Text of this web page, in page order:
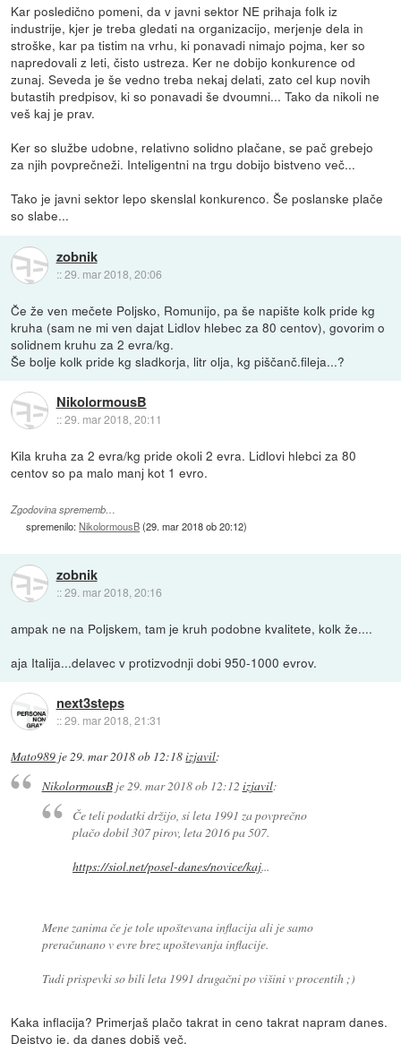
Kar posledično pomeni, da v javni sektor NE prihaja folk iz
industrije, kjer je treba gledati na organizacijo, merjenje dela in
stroške, kar pa tistim na vrhu, ki ponavadi nimajo pojma, ker so
napredovali z leti, čisto ustreza. Ker ne dobijo konkurence od
zunaj. Seveda je še vedno treba nekaj delati, zato cel kup novih
butastih predpisov, ki so ponavadi še dvoumni... Tako da nikoli ne
veš kaj je prav.
Ker so službe udobne, relativno solidno plačane, se pač grebejo
za njih povprečneži. Inteligentni na trgu dobijo bistveno več...
Tako je javni sektor lepo skenslal konkurenco. Še poslanske plače
so slabe...
zobnik
::29. mar 2018, 20:06
Če že ven mečete Poljsko, Romunijo, pa še napište kolk pride kg
kruha (sam ne mi ven dajat Lidlov hlebec za 80 centov), govorim o
solidnem kruhu za 2 evra/kg.
Še bolje kolk pride kg sladkorja, litr olja, kg piščanč.fileja...?
NikolormousB
::29. mar 2018, 20:11
Kila kruha za 2 evra/kg pride okoli 2 evra. Lidlovi hlebci za 80
centov so pa malo manj kot 1 evro.
Zgodovina sprememb…
spremenilo:NikolormousB(29. mar 2018 ob 20:12)
zobnik
::29. mar 2018, 20:16
ampak ne na Poljskem, tam je kruh podobne kvalitete, kolk že....
aja Italija...delavec v protizvodnji dobi 950-1000 evrov.
next3steps
::29. mar 2018, 21:31
Mato989 je29. mar 2018 ob 12:18izjavil:
NikolormousBje29. mar 2018 ob 12:12 izjavil:
Če teli podatki držijo, si leta 1991 za povprečno
plačo dobil 307 pirov, leta 2016 pa 507.
https://siol.net/posel-danes/novice/kaj...
Mene zanima če je tole upoštevana inflacija ali je samo
preračunano v evre brez upoštevanja inflacije.
Tudi prispevki so bili leta 1991 drugačni po višini v procentih ;)
Kaka inflacija? Primerjaš plačo takrat in ceno takrat napram danes.
Dejstvo je, da danes dobiš več.